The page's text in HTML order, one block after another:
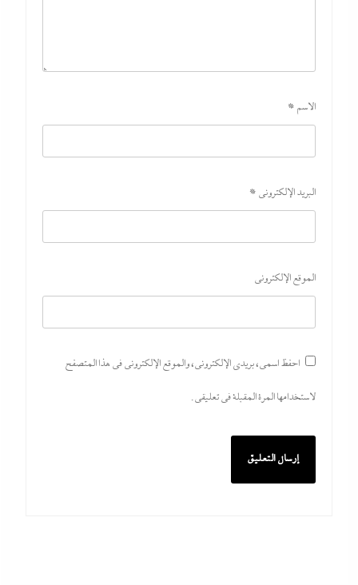
الاسم *
البريد الإلكتروني *
الموقع الإلكتروني
احفظ اسمي، بريدي الإلكتروني، والموقع الإلكتروني في هذا المتصفح
لاستخدامها المرة المقبلة في تعليقي.
اتهامات مخابراتية غربية: إيران تعرض “صفقة مضيق” على الصين وروسيا
لتوريطهما مباشرة في صراع هرمز بترقب أمريكي إسرائيلى
8 أغسطس، 2026
135 مليار جنيه